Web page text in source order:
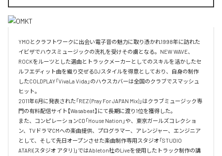
YMOとクラフトワークに出会い電子音の魅力に取り憑かれ1998年に訪れた
イビザでハウスミュージックの洗礼を受けその虜となる。NEW WAVE、
ROCKをルーツとした選曲とトラックメーカーとしてのスキルを活かしたセ
ルフエディット曲を織り交ぜるDJスタイルを得意としており、自身の制作
したCOLDPLAY「VivaLa Vida」のハウスカバーは全国のクラブでスマッシュ
ヒット。
2011年6月に発表された「REZ (Pray For JAPAN Mix)」はクラブミュージック専
門の有料配信サイト【Wasabeat】にて長期に渡り1位を獲得した。
また、コンピレーションCD「House Nation」や、東京ガールズコレクショ
ン、TVドラマCMへの楽曲提供、プログラマー、アレンジャー、エンジニア
として、そして先日オープンさせた楽曲制作専用スタジオ「STUDIO
ATARI(スタジオ アタリ)」ではAbleton社のLiveを使用したトラック制作の講